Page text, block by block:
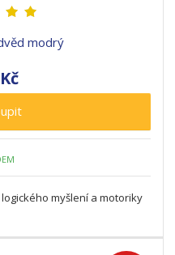
modrý
myšlení a motoriky